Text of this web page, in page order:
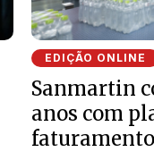
EDIÇÃO ONLINE
Sanmartin
anos com